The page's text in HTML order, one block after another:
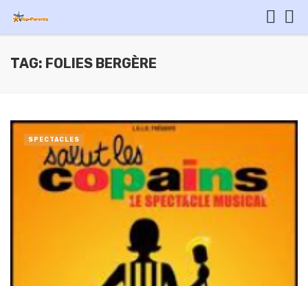
TAG: FOLIES BERGÈRE
SPECTACLES